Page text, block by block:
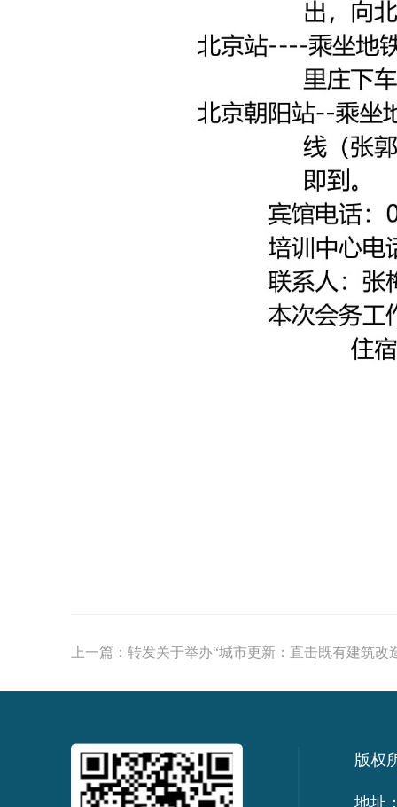
上一篇： 转发关于举办“城市更新：直击既有建筑
版权
地址